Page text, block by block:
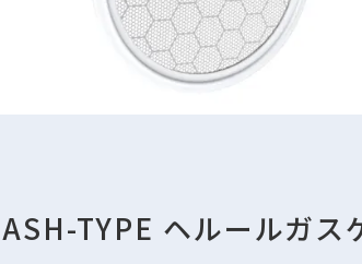
ASH-TYPE ヘルールガス